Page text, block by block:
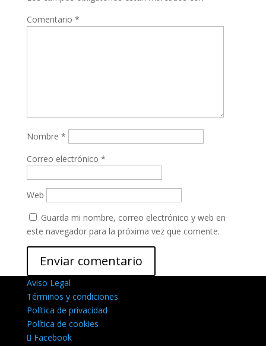
Comentario *
Nombre *
Correo electrónico *
Web
Guarda mi nombre, correo electrónico y web en
este navegador para la próxima vez que comente.
Aviso Legal
Términos y condiciones
Política de privacidad
Política de cookies
Facebook